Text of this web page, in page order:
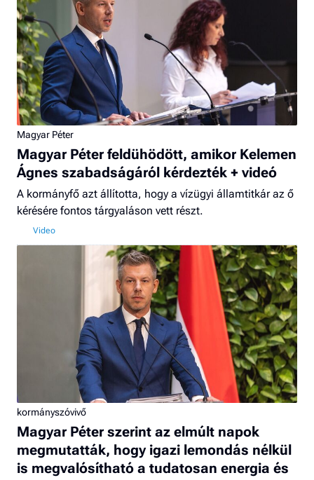
Magyar Péter
Magyar Péter feldühödött, amikor Kelemen
Ágnes szabadságáról kérdezték + videó
A kormányfő azt állította, hogy a vízügyi államtitkár az ő
kérésére fontos tárgyaláson vett részt.
kormányszóvivő
Magyar Péter szerint az elmúlt napok
megmutatták, hogy igazi lemondás nélkül
is megvalósítható a tudatosan energia és